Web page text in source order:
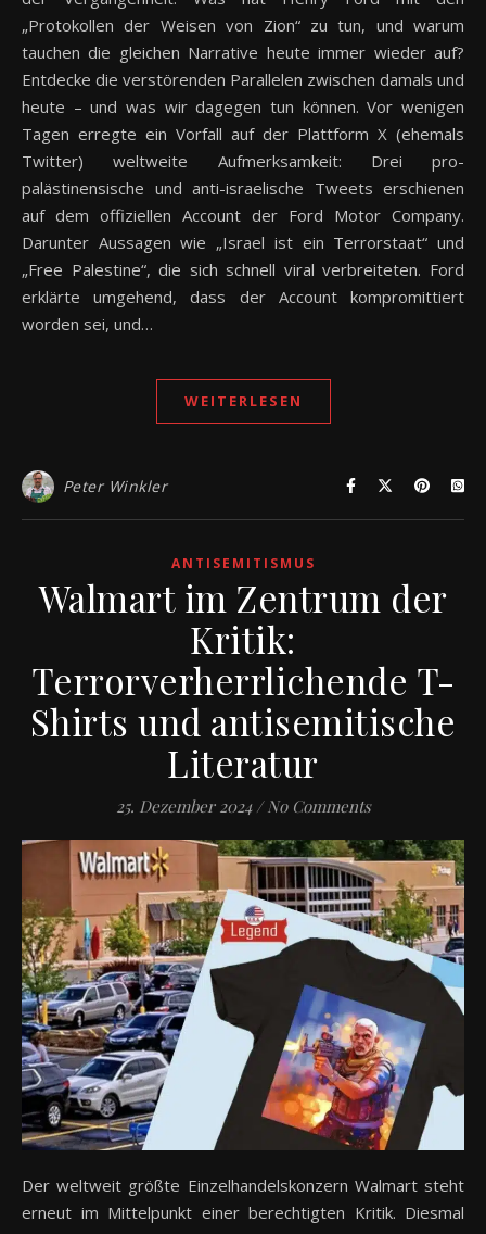
„Protokollen der Weisen von Zion“ zu tun, und warum
tauchen die gleichen Narrative heute immer wieder auf?
Entdecke die verstörenden Parallelen zwischen damals und
heute – und was wir dagegen tun können. Vor wenigen
Tagen erregte ein Vorfall auf der Plattform X (ehemals
Twitter) weltweite Aufmerksamkeit: Drei pro-
palästinensische und anti-israelische Tweets erschienen
auf dem offiziellen Account der Ford Motor Company.
Darunter Aussagen wie „Israel ist ein Terrorstaat“ und
„Free Palestine“, die sich schnell viral verbreiteten. Ford
erklärte umgehend, dass der Account kompromittiert
worden sei, und…
WEITERLESEN
Peter Winkler
ANTISEMITISMUS
Walmart im Zentrum der
Kritik:
Terrorverherrlichende T-
Shirts und antisemitische
Literatur
25. Dezember 2024 / No Comments
Der weltweit größte Einzelhandelskonzern Walmart steht
erneut im Mittelpunkt einer berechtigten Kritik. Diesmal